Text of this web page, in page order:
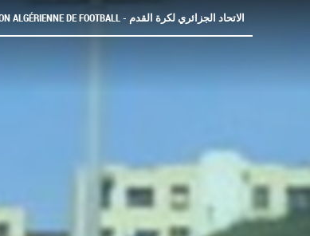
FÉDÉRATION ALGÉRIENNE DE FOOTBALL - الاتحاد الجزائري لكرة القدم